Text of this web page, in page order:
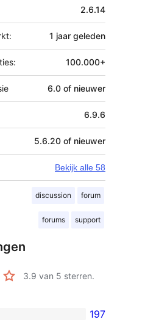
2.6.14
1 jaar geleden
100.000+
6.0 of nieuwer
6.9.6
5.6.20 of nieuwer
Bekijk alle 58
discussion forum
forums support
3.9 van 5 sterren.
197